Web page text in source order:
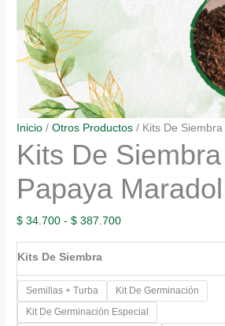
Inicio /Otros Productos / Kits De
Kits De
Papaya Maradol
$ 34.700 - $ 387.700Rango
de
desde
$ 34.700
hasta
Kits De Siembra
Semillas + Turba
Kit De Germinación
Kit De Germinación Especial